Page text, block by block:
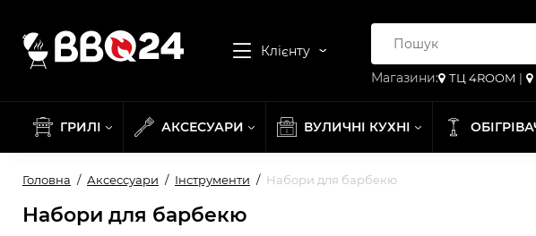
Клієнту
Магазини: ТЦ 4ROOM |
ГРИЛІ АКСЕСУАРИ ВУЛИЧНІ КУХНІ
Головна Аксессуари Інструменти Набори для барбекю
Набори для барбекю